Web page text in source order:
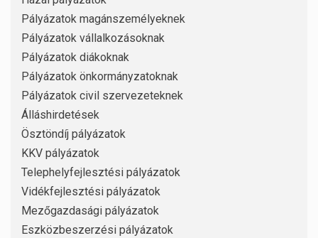
Pályázatok magánszemélyeknek
Pályázatok vállalkozásoknak
Pályázatok diákoknak
Pályázatok önkormányzatoknak
Pályázatok civil szervezeteknek
Álláshirdetések
Ösztöndíj pályázatok
KKV pályázatok
Telephelyfejlesztési pályázatok
Vidékfejlesztési pályázatok
Mezőgazdasági pályázatok
Eszközbeszerzési pályázatok